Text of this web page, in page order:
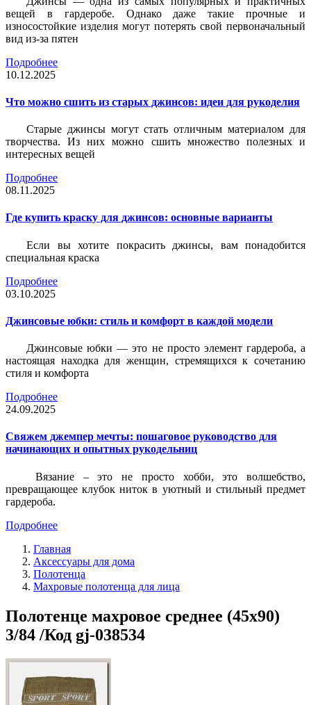
вещей в гардеробе. Однако даже такие прочные и
износостойкие изделия могут потерять свой первоначальный
вид из-за пятен
Подробнее
10.12.2025
Что можно сшить из старых джинсов: идеи для рукоделия
Старые джинсы могут стать отличным материалом для
творчества. Из них можно сшить множество полезных и
интересных вещей
Подробнее
08.11.2025
Где купить краску для джинсов: основные варианты
Если вы хотите покрасить джинсы, вам понадобится
специальная краска
Подробнее
03.10.2025
Джинсовые юбки: стиль и комфорт в каждой модели
Джинсовые юбки — это не просто элемент гардероба, а
настоящая находка для женщин, стремящихся к сочетанию
стиля и комфорта
Подробнее
24.09.2025
Свяжем джемпер мечты: пошаговое руководство для
начинающих и опытных рукодельниц
Вязание – это не просто хобби, это волшебство,
превращающее клубок ниток в уютный и стильный предмет
гардероба.
Подробнее
Главная
Аксессуары для дома
Полотенца
Махровые полотенца для лица
Полотенце махровое среднее (45x90)
3/84 /Код gj-038534